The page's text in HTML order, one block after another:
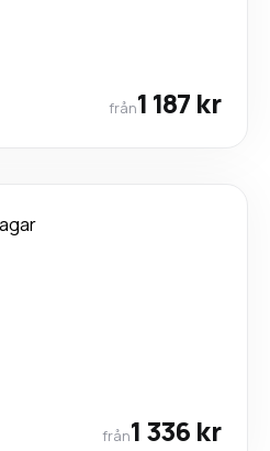
från1 187 kr
från1 336 kr